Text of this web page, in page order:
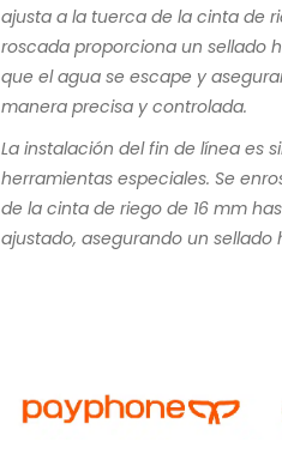
ajusta a la tuerca de la cinta de
roscada proporciona un sellado
que el agua se escape y
manera precisa y controlada.
La instalación del fin de línea es
herramientas especiales. Se
de la cinta de riego de 16 mm
ajustado, asegurando un sellado